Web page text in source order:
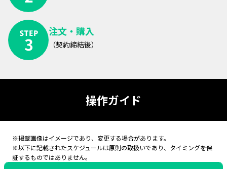
注文・購入
（契約締結後）
操作ガイド
※掲載画像はイメージであり、変更する場合があります。
※以下に記載されたスケジュールは原則の取扱いであり、タイミングを保
証するものではありません。